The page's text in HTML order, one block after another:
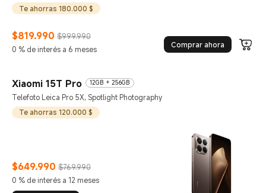
Te ahorras 180.000 $
$819.990
Current Price $819990
$999.990
Precio de comercialización $999.990
0 % de interés a 6 meses
Comprar ahora
Xiaomi 15T Pro 12GB + 256GB
Telefoto Leica Pro 5X, Spotlight Photography
Te ahorras 120.000 $
$649.990
Current Price $649990
$769.990
Precio de comercialización $769.990
0 % de interés a 12 meses